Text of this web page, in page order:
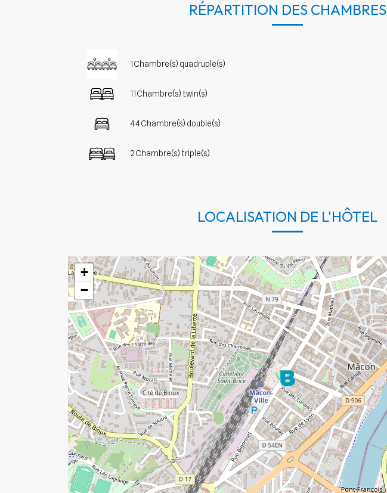
RÉPARTITION DES CHAMBRES
1 Chambre(s) quadruple(s)
11 Chambre(s) twin(s)
44 Chambre(s) double(s)
2 Chambre(s) triple(s)
LOCALISATION DE L'HÔTEL
+
−